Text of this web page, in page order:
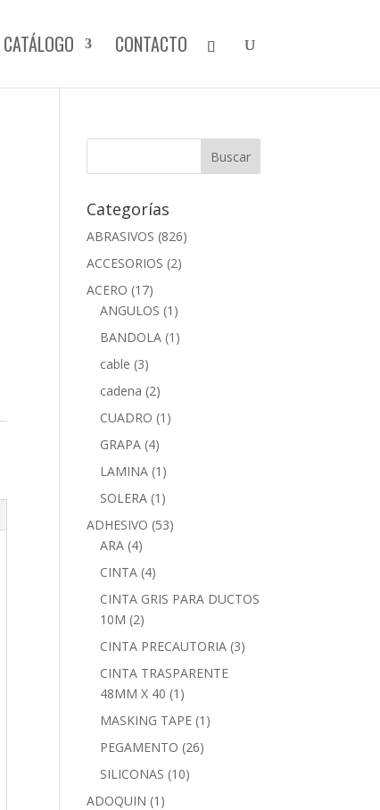
CATÁLOGO CONTACTO
Categorías
ABRASIVOS (826)
ACCESORIOS (2)
ACERO (17)
ANGULOS (1)
BANDOLA (1)
cable (3)
cadena (2)
CUADRO (1)
GRAPA (4)
LAMINA (1)
SOLERA (1)
ADHESIVO (53)
ARA (4)
CINTA (4)
CINTA GRIS PARA DUCTOS
10M (2)
CINTA PRECAUTORIA (3)
CINTA TRASPARENTE
48MM X 40 (1)
MASKING TAPE (1)
PEGAMENTO (26)
SILICONAS (10)
ADOQUIN (1)